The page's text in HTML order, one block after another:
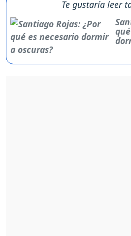
Te gustaría leer